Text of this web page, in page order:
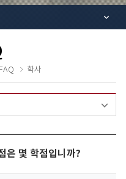
FAQ 학사
기
은 몇 학점입니까?